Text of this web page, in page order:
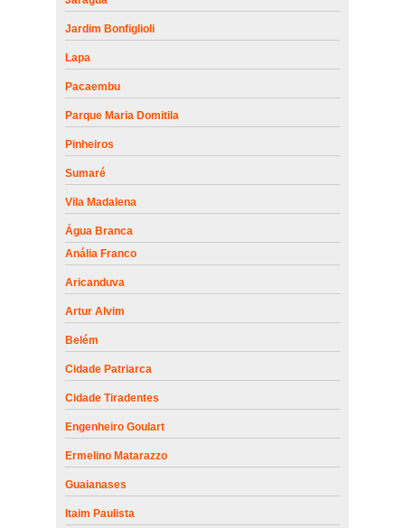
Jardim Bonfiglioli
Lapa
Pacaembu
Parque Maria Domitila
Pinheiros
Sumaré
Vila Madalena
Água Branca
Anália Franco
Aricanduva
Artur Alvim
Belém
Cidade Patriarca
Cidade Tiradentes
Engenheiro Goulart
Ermelino Matarazzo
Guaianases
Itaim Paulista